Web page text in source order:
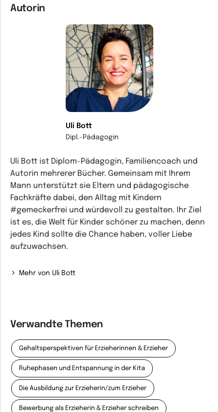
Autorin
Uli Bott
Dipl.-Pädagogin
Uli Bott ist Diplom-Pädagogin, Familiencoach und
Autorin mehrerer Bücher. Gemeinsam mit Ihrem
Mann unterstützt sie Eltern und pädagogische
Fachkräfte dabei, den Alltag mit Kindern
#gemeckerfrei und würdevoll zu gestalten. Ihr Ziel
ist es, die Welt für Kinder schöner zu machen, denn
jedes Kind sollte die Chance haben, voller Liebe
aufzuwachsen.
Mehr von Uli Bott
Verwandte Themen
Gehaltsperspektiven für Erzieherinnen & Erzieher
Ruhephasen und Entspannung in der Kita
Die Ausbildung zur Erzieherin/zum Erzieher
Bewerbung als Erzieherin & Erzieher schreiben